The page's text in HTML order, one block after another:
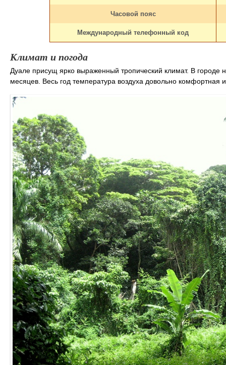
Часовой пояс
Международный телефонный код
Климат и погода
Дуале присущ ярко выраженный тропический климат. В городе
месяцев. Весь год температура воздуха довольно комфортная